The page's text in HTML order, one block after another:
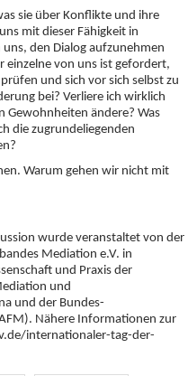
sie über Konflikte und ihre
mit dieser Fähigkeit in
den Dialog aufzunehmen
von uns ist gefordert,
und sich vor sich selbst zu
bei? Verliere ich wirklich
Gewohnheiten ändere? Was
die zugrundeliegenden
Warum gehen wir nicht mit
wurde veranstaltet von der
Mediation e.V. in
und Praxis der
und
und der Bundes-
Nähere Informationen zur
internationaler-tag-der-